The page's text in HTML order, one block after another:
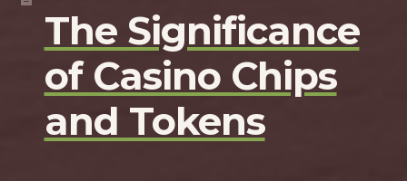
The Significance
of Casino Chips
and Tokens